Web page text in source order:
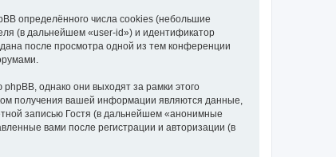
определённого числа cookies (небольшие
(в дальнейшем «user-id») и идентификатор
после просмотра одной из тем конференции
однако они выходят за рамки этого
получения вашей информации являются данные,
записью Гостя (в дальнейшем «анонимные
вами после регистрации и авторизации (в